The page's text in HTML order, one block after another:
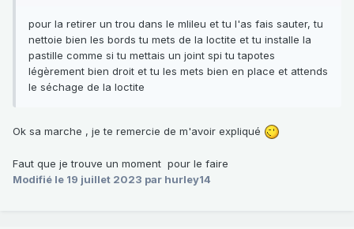
pour la retirer un trou dans le mlileu et tu l'as fais sauter, tu
nettoie bien les bords tu mets de la loctite et tu installe la
pastille comme si tu mettais un joint spi tu tapotes
légèrement bien droit et tu les mets bien en place et attends
le séchage de la loctite
Ok sa marche , je te remercie de m'avoir expliqué
Faut que je trouve un moment pour le faire
Modifié le 19 juillet 2023 par hurley14